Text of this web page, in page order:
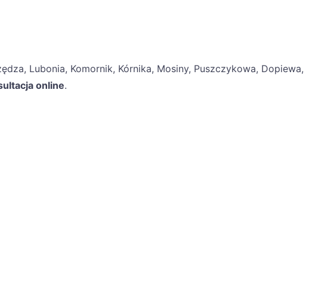
Lubonia, Komornik, Kórnika, Mosiny, Puszczykowa, Dopiewa,
online.